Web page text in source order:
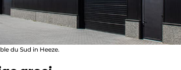
du Sud in Heeze.